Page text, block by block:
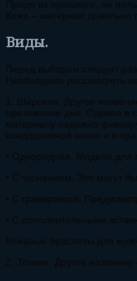
Придя из прошлого, он
Кожа – материал довольно
Виды.
Перед выбором следует
Необходимо рассмотреть
1. Широкие. Другое
протяжении дня. Одевая в
материалу надежно
каждодневной носке и в
• Однородная. Модели для
• С тиснением. Это могут
• С гравировкой.
• С дополнительными
Кожаные браслеты для
2. Тонкие. Другое